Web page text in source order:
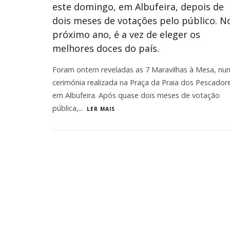
este domingo, em Albufeira, depois de
dois meses de votações pelo público.
próximo ano, é a vez de eleger os
melhores doces do país.
Foram ontem reveladas as 7 Maravilhas à Mesa,
cerimónia realizada na Praça da Praia dos
em Albufeira. Após quase dois meses de votação
pública,... LER MAIS